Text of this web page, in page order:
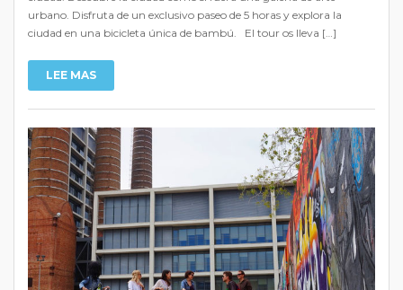
urbano. Disfruta de un exclusivo paseo de 5 horas y explora la
ciudad en una bicicleta única de bambú. El tour os lleva […]
LEE MAS